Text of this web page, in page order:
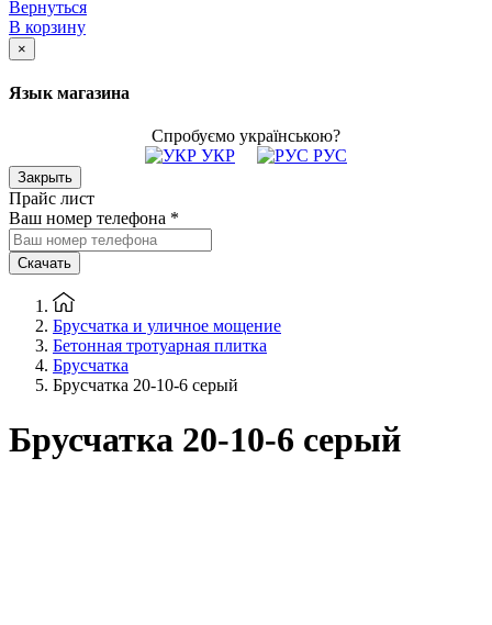
Вернуться
В корзину
×
Язык магазина
Спробуємо українською?
УКР
РУС
Закрыть
Прайс лист
Ваш номер телефона *
Скачать
Брусчатка и уличное мощение
Бетонная тротуарная плитка
Брусчатка
Брусчатка 20-10-6 серый
Брусчатка 20-10-6 серый